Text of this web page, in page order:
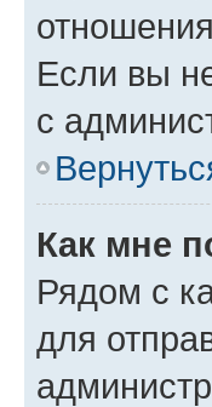
Если вы
с
Как мне
Рядом с
для